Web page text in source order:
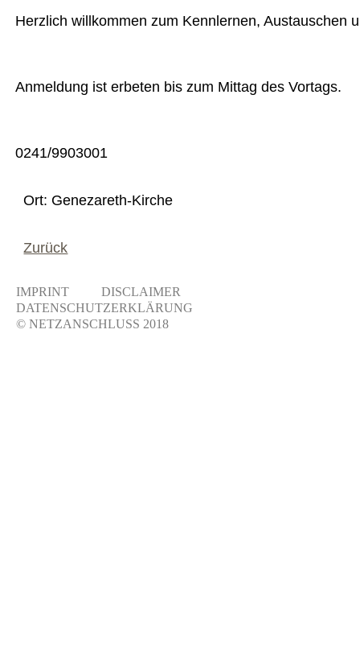
Herzlich willkommen zum Kennlernen, Austauschen
Anmeldung ist erbeten bis zum Mittag des Vortags.
0241/9903001
Ort: Genezareth-Kirche
Zurück
IMPRINT
DISCLAIMER
DATENSCHUTZERKLÄRUNG
© NETZANSCHLUSS 2018